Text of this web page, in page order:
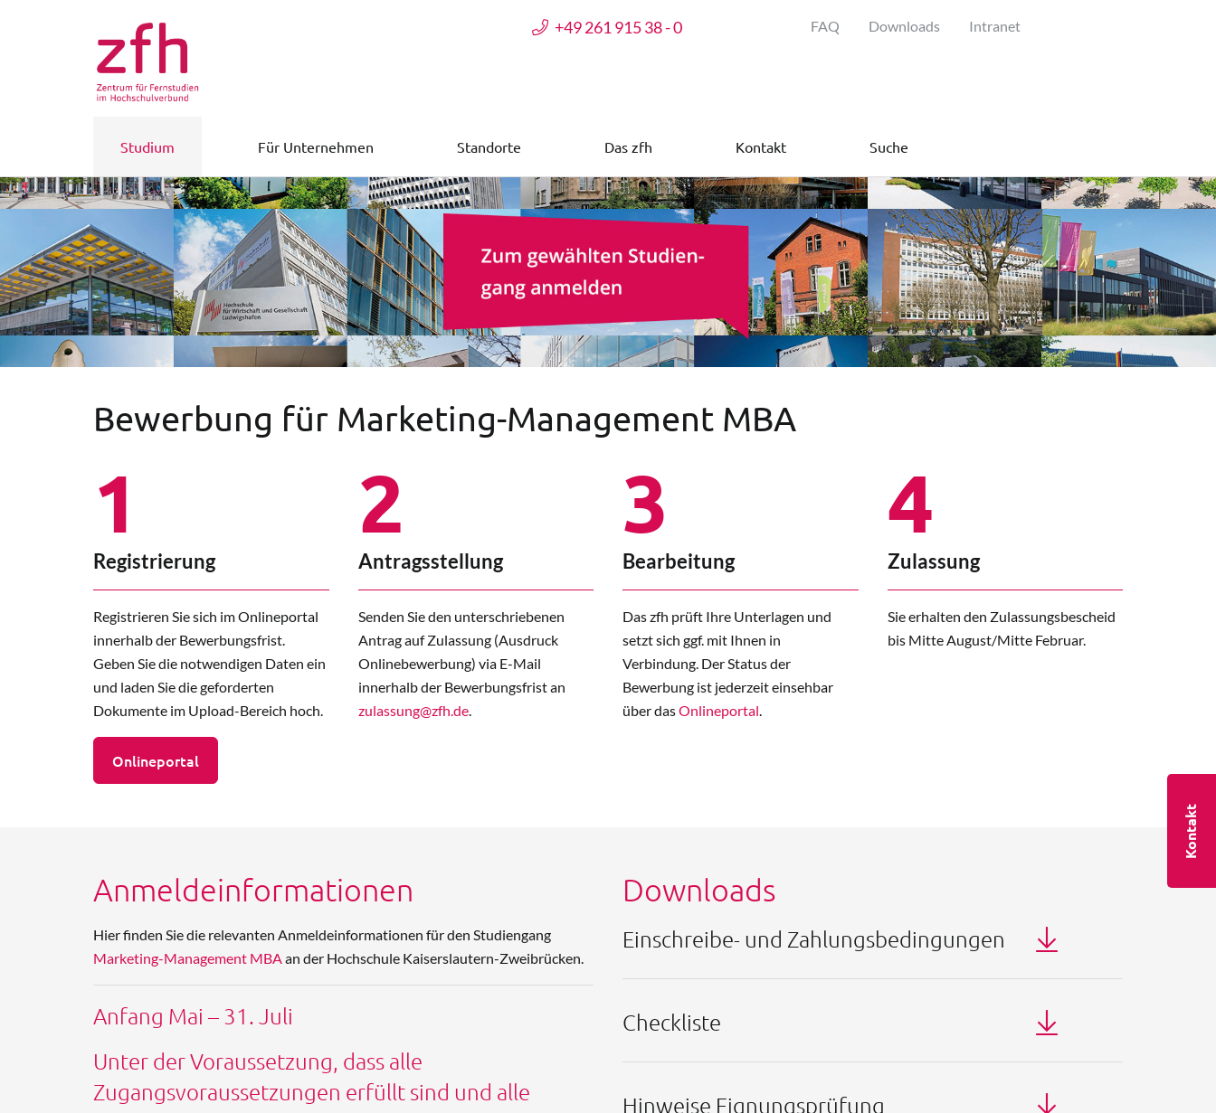
+49 261 915 38 - 0 FAQ Downloads Intranet
Studium Für Unternehmen Standorte Das zfh Kontakt Suche
Bewerbung für Marketing-Management MBA
1
Registrierung
Registrieren Sie sich im Onlineportal
innerhalb der Bewerbungsfrist.
Geben Sie die notwendigen Daten ein
und laden Sie die geforderten
Dokumente im Upload-Bereich hoch.
Onlineportal
2
Antragsstellung
Senden Sie den unterschriebenen
Antrag auf Zulassung (Ausdruck
Onlinebewerbung) via E-Mail
innerhalb der Bewerbungsfrist an
zulassung@zfh.de.
3
Bearbeitung
Das zfh prüft Ihre Unterlagen und
setzt sich ggf. mit Ihnen in
Verbindung. Der Status der
Bewerbung ist jederzeit einsehbar
über dasOnlineportal.
4
Zulassung
Sie erhalten den Zulassungsbescheid
bis Mitte August/Mitte Februar.
Anmeldeinformationen
Hier finden Sie die relevanten Anmeldeinformationen für den Studiengang
Marketing-Management MBAan der Hochschule Kaiserslautern-Zweibrücken.
Anfang Mai – 31. Juli
Unter der Voraussetzung, dass alle
Zugangsvoraussetzungen erfüllt sind und alle
Downloads
Einschreibe- und Zahlungsbedingungen
Checkliste
Hinweise Eignungsprüfung
Kontakt